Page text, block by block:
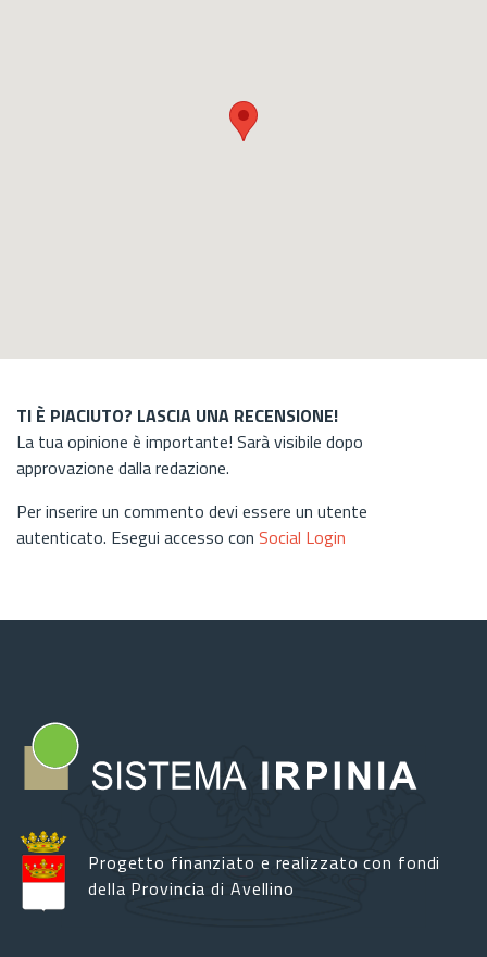
TI È PIACIUTO? LASCIA UNA RECENSIONE!
La tua opinione è importante! Sarà visibile dopo
approvazione dalla redazione.
Per inserire un commento devi essere un utente
autenticato. Esegui accesso con Social Login
Progetto finanziato e realizzato con fondi
della Provincia di Avellino